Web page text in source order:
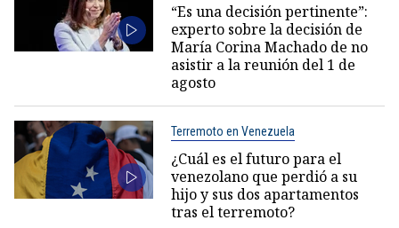
“Es una decisión pertinente”:
experto sobre la decisión de
María Corina Machado de no
asistir a la reunión del 1 de
agosto
Terremoto en Venezuela
¿Cuál es el futuro para el
venezolano que perdió a su
hijo y sus dos apartamentos
tras el terremoto?